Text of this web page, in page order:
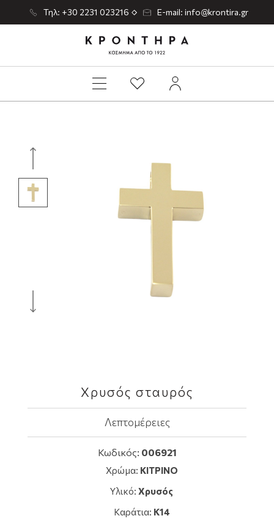
Τηλ: +30 2231 023216 E-mail: info@krontira.gr
Χρυσός σταυρός
Λεπτομέρειες
Κωδικός: 006921
Χρώμα: ΚΙΤΡΙΝΟ
Υλικό: Χρυσός
Καράτια: K14